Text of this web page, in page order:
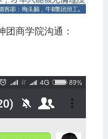
团商学院沟通：